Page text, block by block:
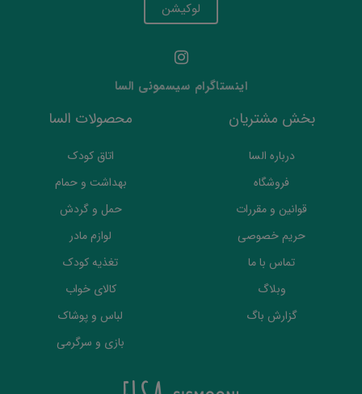
لوکیشن
اینستاگرام سیسمونی السا
بخش مشتریان
درباره السا
فروشگاه
قوانین و مقررات
حریم خصوصی
تماس با ما
وبلاگ
گزارش باگ
محصولات السا
اتاق کودک
بهداشت و حمام
حمل و گردش
لوازم مادر
تغذیه کودک
کالای خواب
لباس و پوشاک
بازی و سرگرمی